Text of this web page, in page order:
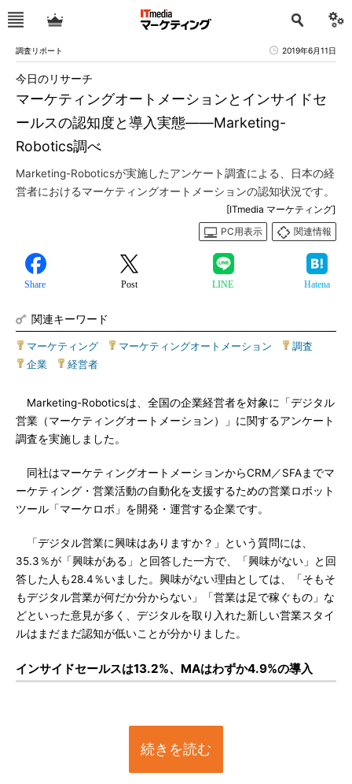
調査リポート 2019年6月11日
マーケティングオートメーションとインサイドセ
ールスの認知度と導入実態――Marketing-
Robotics調べ
今日のリサーチ
Marketing-Roboticsが実施したアンケート調査による、日本の経
営者におけるマーケティングオートメーションの認知状況です。
[ITmedia マーケティング]
PC用表示
関連情報
Share Post LINE Hatena
関連キーワード
マーケティング マーケティングオートメーション 調査
企業
経営者
Marketing-Roboticsは、全国の企業経営者を対象に「デジタル
営業（マーケティングオートメーション）」に関するアンケート
調査を実施しました。
同社はマーケティングオートメーションからCRM／SFAまでマ
ーケティング・営業活動の自動化を支援するための営業ロボット
ツール「マーケロボ」を開発・運営する企業です。
「デジタル営業に興味はありますか？」という質問には、
35.3％が「興味がある」と回答した一方で、「興味がない」と回
答した人も28.4％いました。興味がない理由としては、「そもそ
もデジタル営業が何だか分からない」「営業は足で稼ぐもの」な
どといった意見が多く、デジタルを取り入れた新しい営業スタイ
ルはまだまだ認知が低いことが分かりました。
インサイドセールスは13.2%、MAはわずか4.9%の導入
続きを読む